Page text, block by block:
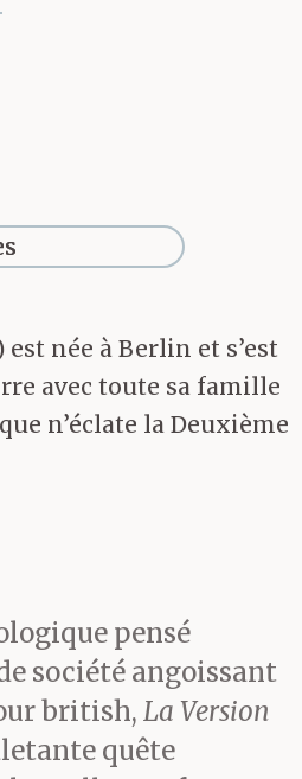
chambre,
dans les
de
ma
: tête
digne,
De toute
une
plus
en
une
est née à Berlin et s’est
avec toute sa famille
n’éclate la Deuxième
pensé
société angoissant
british, La Version
quête